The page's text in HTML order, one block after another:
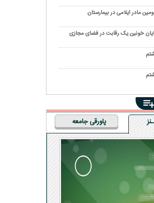
مادر ایلامی در بیمارستان
پاورقی جامعه